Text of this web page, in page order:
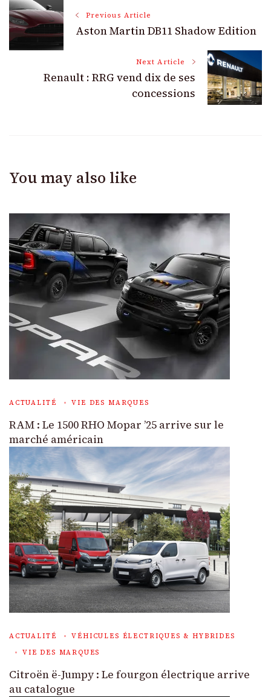
Post
Navigation
Previous Article
Aston Martin DB11 Shadow Edition
Next Article
Renault : RRG vend dix de ses
concessions
You may also like
ACTUALITÉ VIE DES MARQUES
RAM : Le 1500 RHO Mopar ’25 arrive sur le
marché américain
ACTUALITÉ
VÉHICULES ÉLECTRIQUES & HYBRIDES
VIE DES MARQUES
Citroën ë-Jumpy : Le fourgon électrique arrive
au catalogue